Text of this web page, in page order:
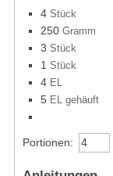
4 Stück
250 Gramm
3 Stück
1 Stück
4 EL
5 EL gehäuft
Portionen: